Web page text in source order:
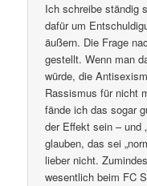
Ich schreibe ständig
dafür um
äußern. Die Frage
gestellt. Wenn man
würde, die
Rassismus für nicht
fände ich das sogar
der Effekt sein – und
glauben, das sei
lieber nicht.
wesentlich beim FC